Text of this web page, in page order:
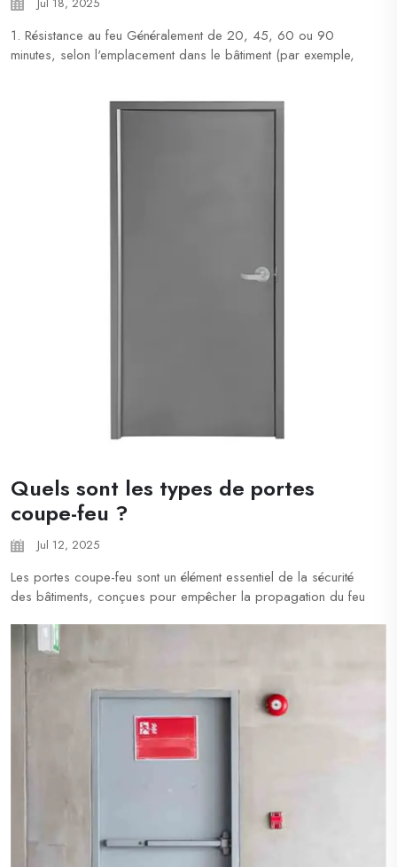
1. Résistance au feu Généralement de 20, 45, 60 ou 90
minutes, selon l'emplacement dans le bâtiment (par exemple,
(par exemple, UL, Intertek/WH). 2. Construction du noyau Fi...
Quels sont les types de portes
coupe-feu ?
Jul 12, 2025
Les portes coupe-feu sont un élément essentiel de la sécurité
des bâtiments, conçues pour empêcher la propagation du feu
1. Portes coupe-feu en applique : Ces portes ont une surface
lisse et sont généralement fabriquées en bois massif ou en
panneaux de particules ignifuges...